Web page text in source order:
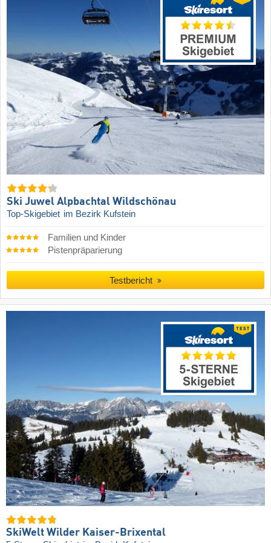
Ski Juwel Alpbachtal Wildschönau
Top-Skigebiet im Bezirk Kufstein
Familien und Kinder
Pistenpräparierung
Testbericht
SkiWelt Wilder Kaiser-Brixental